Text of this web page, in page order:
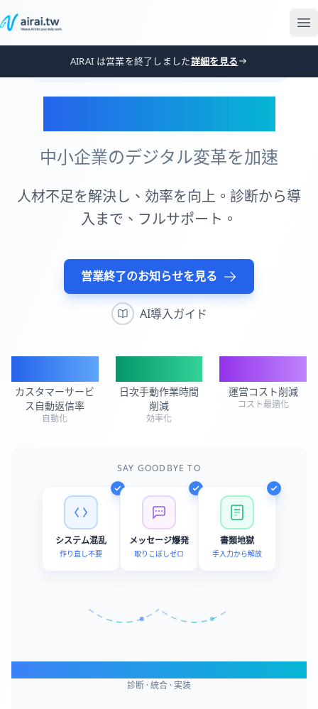
AIRAI は営業を終了しました詳細を見る
台湾の中小企業向けに設計されたAIソリューション
中小企業のデジタル変革を加速
人材不足を解決し、効率を向上。診断から導
入まで、フルサポート。
営業終了のお知らせを見る
AI導入ガイド
カスタマーサービ
ス自動返信率
自動化
日次手動作業時間
削減
効率化
運営コスト削減
コスト最適化
SAY GOODBYE TO
システム混乱
作り直し不要
メッセージ爆発
取りこぼしゼロ
書類地獄
手入力から解放
診断 · 統合 · 実装